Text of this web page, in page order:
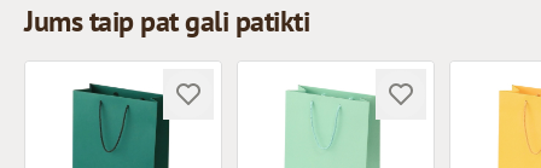
Jums taip pat gali patikti